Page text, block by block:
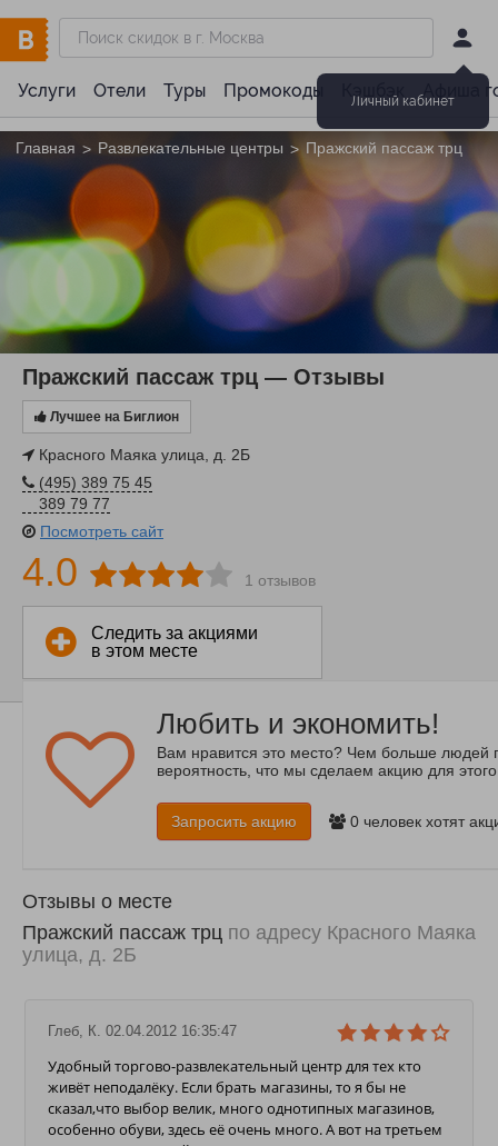
Личный кабинет
Услуги Отели Туры Промокоды Кэшбэк Афиша
Главная > Развлекательные центры > Пражский пассаж трц
Пражский пассаж трц — Отзывы
Лучшее на Биглион
Красного Маяка улица, д. 2Б
(495) 389 75 45
389 79 77
Посмотреть сайт
4.0 1 отзывов
Следить за акциями
в этом месте
Любить и экономить!
Вам нравится это место? Чем больше людей
вероятность, что мы сделаем акцию для
Запросить акцию 0 человек хотят
Отзывы о месте
Пражский пассаж трц по адресу Красного Маяка
улица, д. 2Б
Глеб, К. 02.04.2012 16:35:47
Удобный торгово-развлекательный центр для тех кто
живёт неподалёку. Если брать магазины, то я бы не
сказал,что выбор велик, много однотипных магазинов,
особенно обуви, здесь её очень много. А вот на третьем